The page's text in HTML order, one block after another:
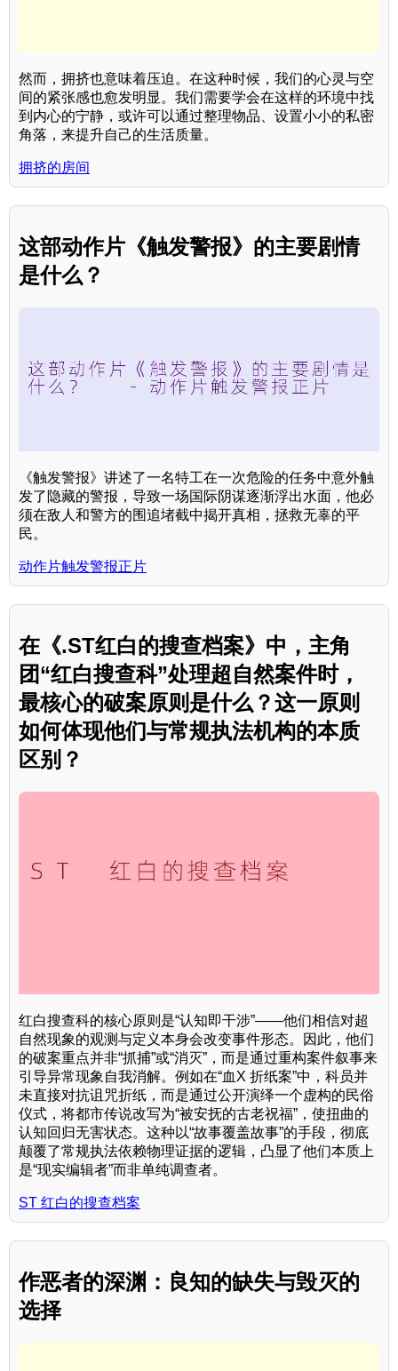
然而，拥挤也意味着压迫。在这种时候，我们的心灵与空
间的紧张感也愈发明显。我们需要学会在这样的环境中找
到内心的宁静，或许可以通过整理物品、设置小小的私密
角落，来提升自己的生活质量。
拥挤的房间
这部动作片《触发警报》的主要剧情
是什么？
《触发警报》讲述了一名特工在一次危险的任务中意外触
发了隐藏的警报，导致一场国际阴谋逐渐浮出水面，他必
须在敌人和警方的围追堵截中揭开真相，拯救无辜的平
民。
动作片触发警报正片
在《.ST红白的搜查档案》中，主角
团“红白搜查科”处理超自然案件时，
最核心的破案原则是什么？这一原则
如何体现他们与常规执法机构的本质
区别？
红白搜查科的核心原则是“认知即干涉”——他们相信对超
自然现象的观测与定义本身会改变事件形态。因此，他们
的破案重点并非“抓捕”或“消灭”，而是通过重构案件叙事来
引导异常现象自我消解。例如在“血X 折纸案”中，科员并
未直接对抗诅咒折纸，而是通过公开演绎一个虚构的民俗
仪式，将都市传说改写为“被安抚的古老祝福”，使扭曲的
认知回归无害状态。这种以“故事覆盖故事”的手段，彻底
颠覆了常规执法依赖物理证据的逻辑，凸显了他们本质上
是“现实编辑者”而非单纯调查者。
ST 红白的搜查档案
作恶者的深渊：良知的缺失与毁灭的
选择